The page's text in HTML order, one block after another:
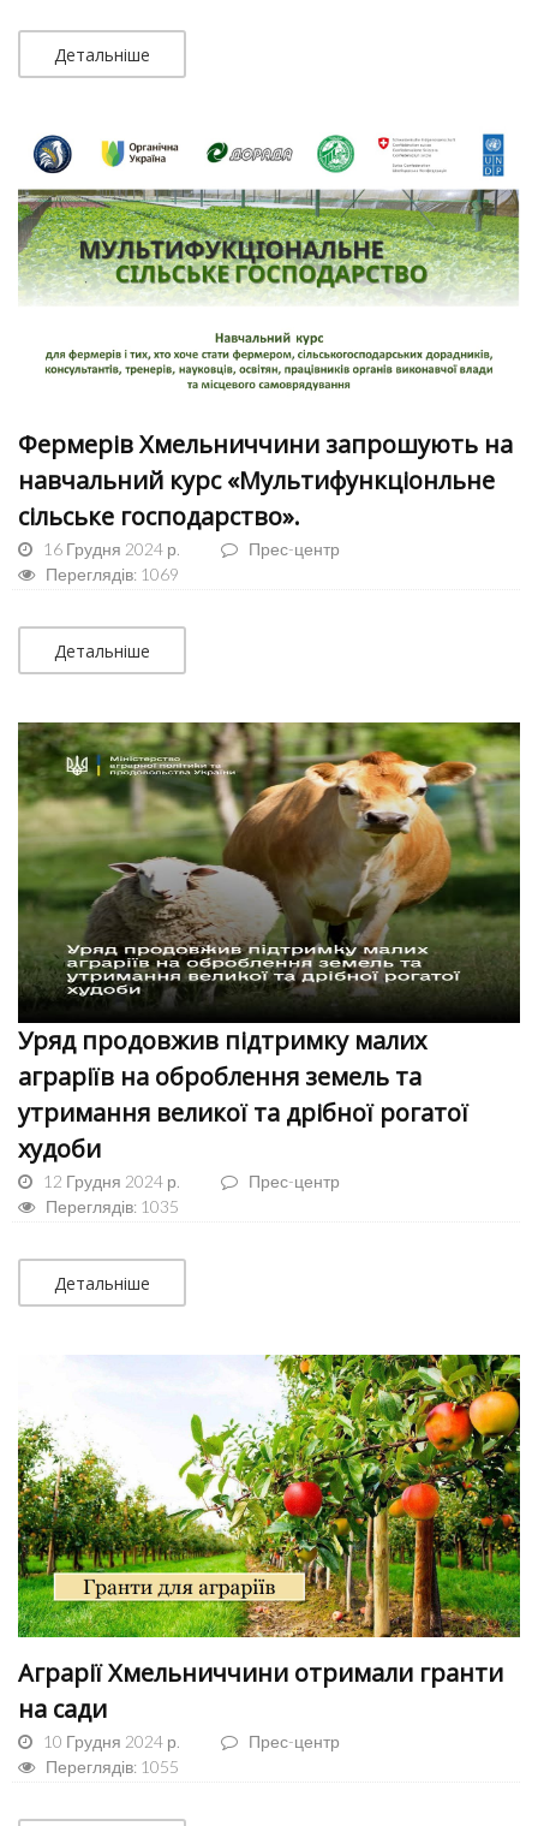
Детальніше
Фермерів Хмельниччини запрошують на
навчальний курс «Мультифункціонльне
сільське господарство».
16 Грудня 2024 р.
Прес-центр
Переглядів: 1069
Детальніше
Уряд продовжив підтримку малих
аграріїв на оброблення земель та
утримання великої та дрібної рогатої
худоби
12 Грудня 2024 р.
Прес-центр
Переглядів: 1035
Детальніше
Аграрії Хмельниччини отримали гранти
на сади
10 Грудня 2024 р.
Прес-центр
Переглядів: 1055